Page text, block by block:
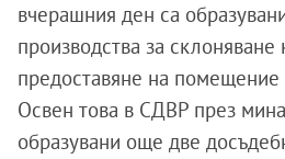
вчерашния ден са
производства за
предоставяне на помещение
Освен това в СДВР през
образувани още две